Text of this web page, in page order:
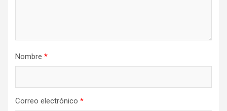
Nombre *
Correo electrónico *